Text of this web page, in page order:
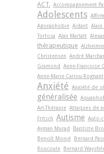
ACT. Accompagnement
Adolescents
Agoraphobie Aidant Alain
Tortosa Alan Marlatt
thérapeutique
Christensen André
Gramond
Anne-Françoise
Anne-Marie Cariou-Rognant
Anxiété Anxiété de
généralisée
Art-Thérapie Attaques de
Fritsch Autisme Auto-
Ayman Murad
Baptiste
Benoît Monié
Bernard
Roucoule
Bernard